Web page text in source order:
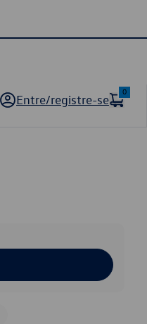
Entre/registre-se
0